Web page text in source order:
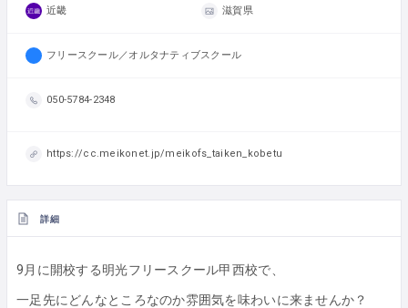
近畿 滋賀県
フリースクール／オルタナティブスクール
050-5784-2348
https://cc.meikonet.jp/meikofs_taiken_kobetu
詳細
9月に開校する明光フリースクール甲西校で、
一足先にどんなところなのか雰囲気を味わいに来ませんか？